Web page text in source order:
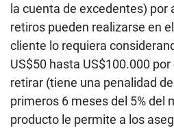
la cuenta de excedentes) por
retiros pueden realizarse en
cliente lo requiera
US$50 hasta US$100.000
retirar (tiene una penalidad
primeros 6 meses del 5% del
producto le permite a los